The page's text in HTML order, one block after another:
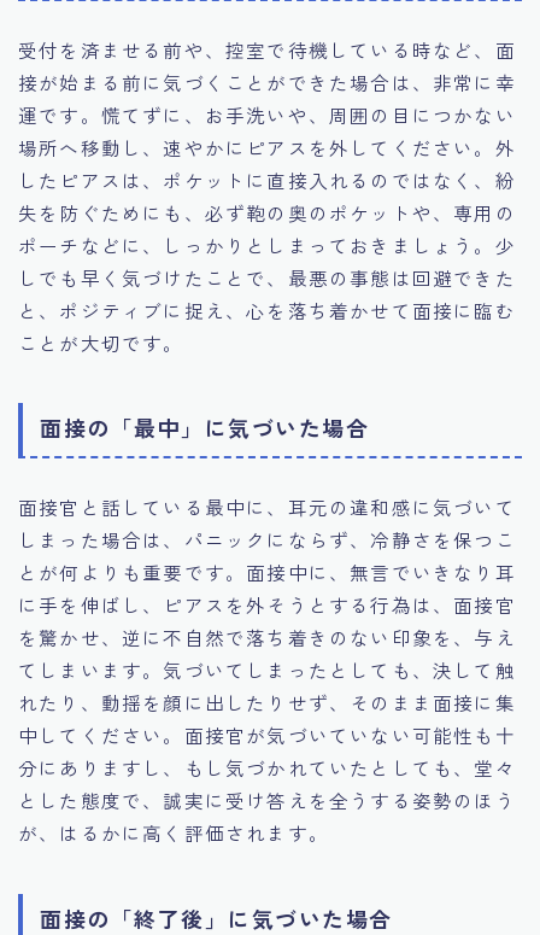
受付を済ませる前や、控室で待機している時など、面
接が始まる前に気づくことができた場合は、非常に幸
運です。慌てずに、お手洗いや、周囲の目につかない
場所へ移動し、速やかにピアスを外してください。外
したピアスは、ポケットに直接入れるのではなく、紛
失を防ぐためにも、必ず鞄の奥のポケットや、専用の
ポーチなどに、しっかりとしまっておきましょう。少
しでも早く気づけたことで、最悪の事態は回避できた
と、ポジティブに捉え、心を落ち着かせて面接に臨む
ことが大切です。
面接の「最中」に気づいた場合
面接官と話している最中に、耳元の違和感に気づいて
しまった場合は、パニックにならず、冷静さを保つこ
とが何よりも重要です。面接中に、無言でいきなり耳
に手を伸ばし、ピアスを外そうとする行為は、面接官
を驚かせ、逆に不自然で落ち着きのない印象を、与え
てしまいます。気づいてしまったとしても、決して触
れたり、動揺を顔に出したりせず、そのまま面接に集
中してください。面接官が気づいていない可能性も十
分にありますし、もし気づかれていたとしても、堂々
とした態度で、誠実に受け答えを全うする姿勢のほう
が、はるかに高く評価されます。
面接の「終了後」に気づいた場合